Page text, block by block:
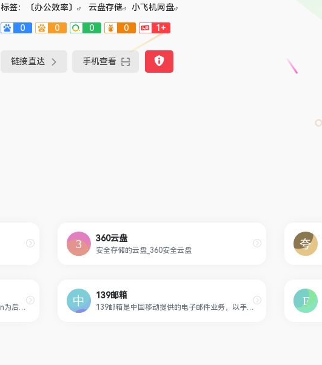
标签： 〔办公效率〕 云盘存储 小飞机网盘
0 0 0 0 1+
链接直达 手机查看
360云盘
安全存储的云盘_360安全云盘
新浪邮箱，提供以@sina.com和@sina.cn为后缀的免费邮箱。2G超大附件和50M普通附件，容量5G至无限大，整合新浪微博应用，支持客户端收发，更加安全，更少垃圾邮件。
139邮箱
139邮箱是中国移动提供的电子邮件业务，以手机号@139.com作为邮箱地址，来邮短信及时提醒,同时提供WEB、WAP、短彩信、APP等多种方式，随时随地收发邮件